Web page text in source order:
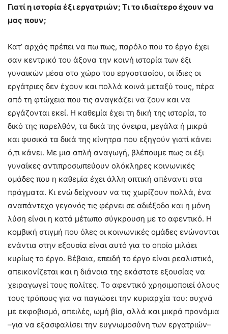
Γιατί η ιστορία έξι εργατριών; Τι το ιδιαίτερο έχουν να
μας πουν;
Κατ’ αρχάς πρέπει να πω πως, παρόλο που το έργο έχει
σαν κεντρικό του άξονα την κοινή ιστορία των έξι
γυναικών μέσα στο χώρο του εργοστασίου, οι ίδιες οι
εργάτριες δεν έχουν και πολλά κοινά μεταξύ τους, πέρα
από τη φτώχεια που τις αναγκάζει να ζουν και να
εργάζονται εκεί. Η καθεμία έχει τη δική της ιστορία, το
δικό της παρελθόν, τα δικά της όνειρα, μεγάλα ή μικρά
και φυσικά τα δικά της κίνητρα που εξηγούν γιατί κάνει
ό,τι κάνει. Με μια απλή αναγωγή, βλέπουμε πως οι έξι
γυναίκες αντιπροσωπεύουν ολόκληρες κοινωνικές
ομάδες που η καθεμία έχει άλλη οπτική απέναντι στα
πράγματα. Κι ενώ δείχνουν να τις χωρίζουν πολλά, ένα
αναπάντεχο γεγονός τις φέρνει σε αδιέξοδο και η μόνη
λύση είναι η κατά μέτωπο σύγκρουση με το αφεντικό. Η
κομβική στιγμή που όλες οι κοινωνικές ομάδες ενώνονται
ενάντια στην εξουσία είναι αυτό για το οποίο μιλάει
κυρίως το έργο. Βέβαια, επειδή το έργο είναι ρεαλιστικό,
απεικονίζεται και η διάνοια της εκάστοτε εξουσίας να
χειραγωγεί τους πολίτες. Το αφεντικό χρησιμοποιεί όλους
τους τρόπους για να παγιώσει την κυριαρχία του: συχνά
με εκφοβισμό, απειλές, ωμή βία, αλλά και μικρά προνόμια
–για να εξασφαλίσει την ευγνωμοσύνη των εργατριών–